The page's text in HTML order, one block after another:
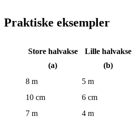
Praktiske eksempler
Store halvakse
(a)
Lille halvakse
(b)
8 m
5 m
10 cm
6 cm
7 m
4 m